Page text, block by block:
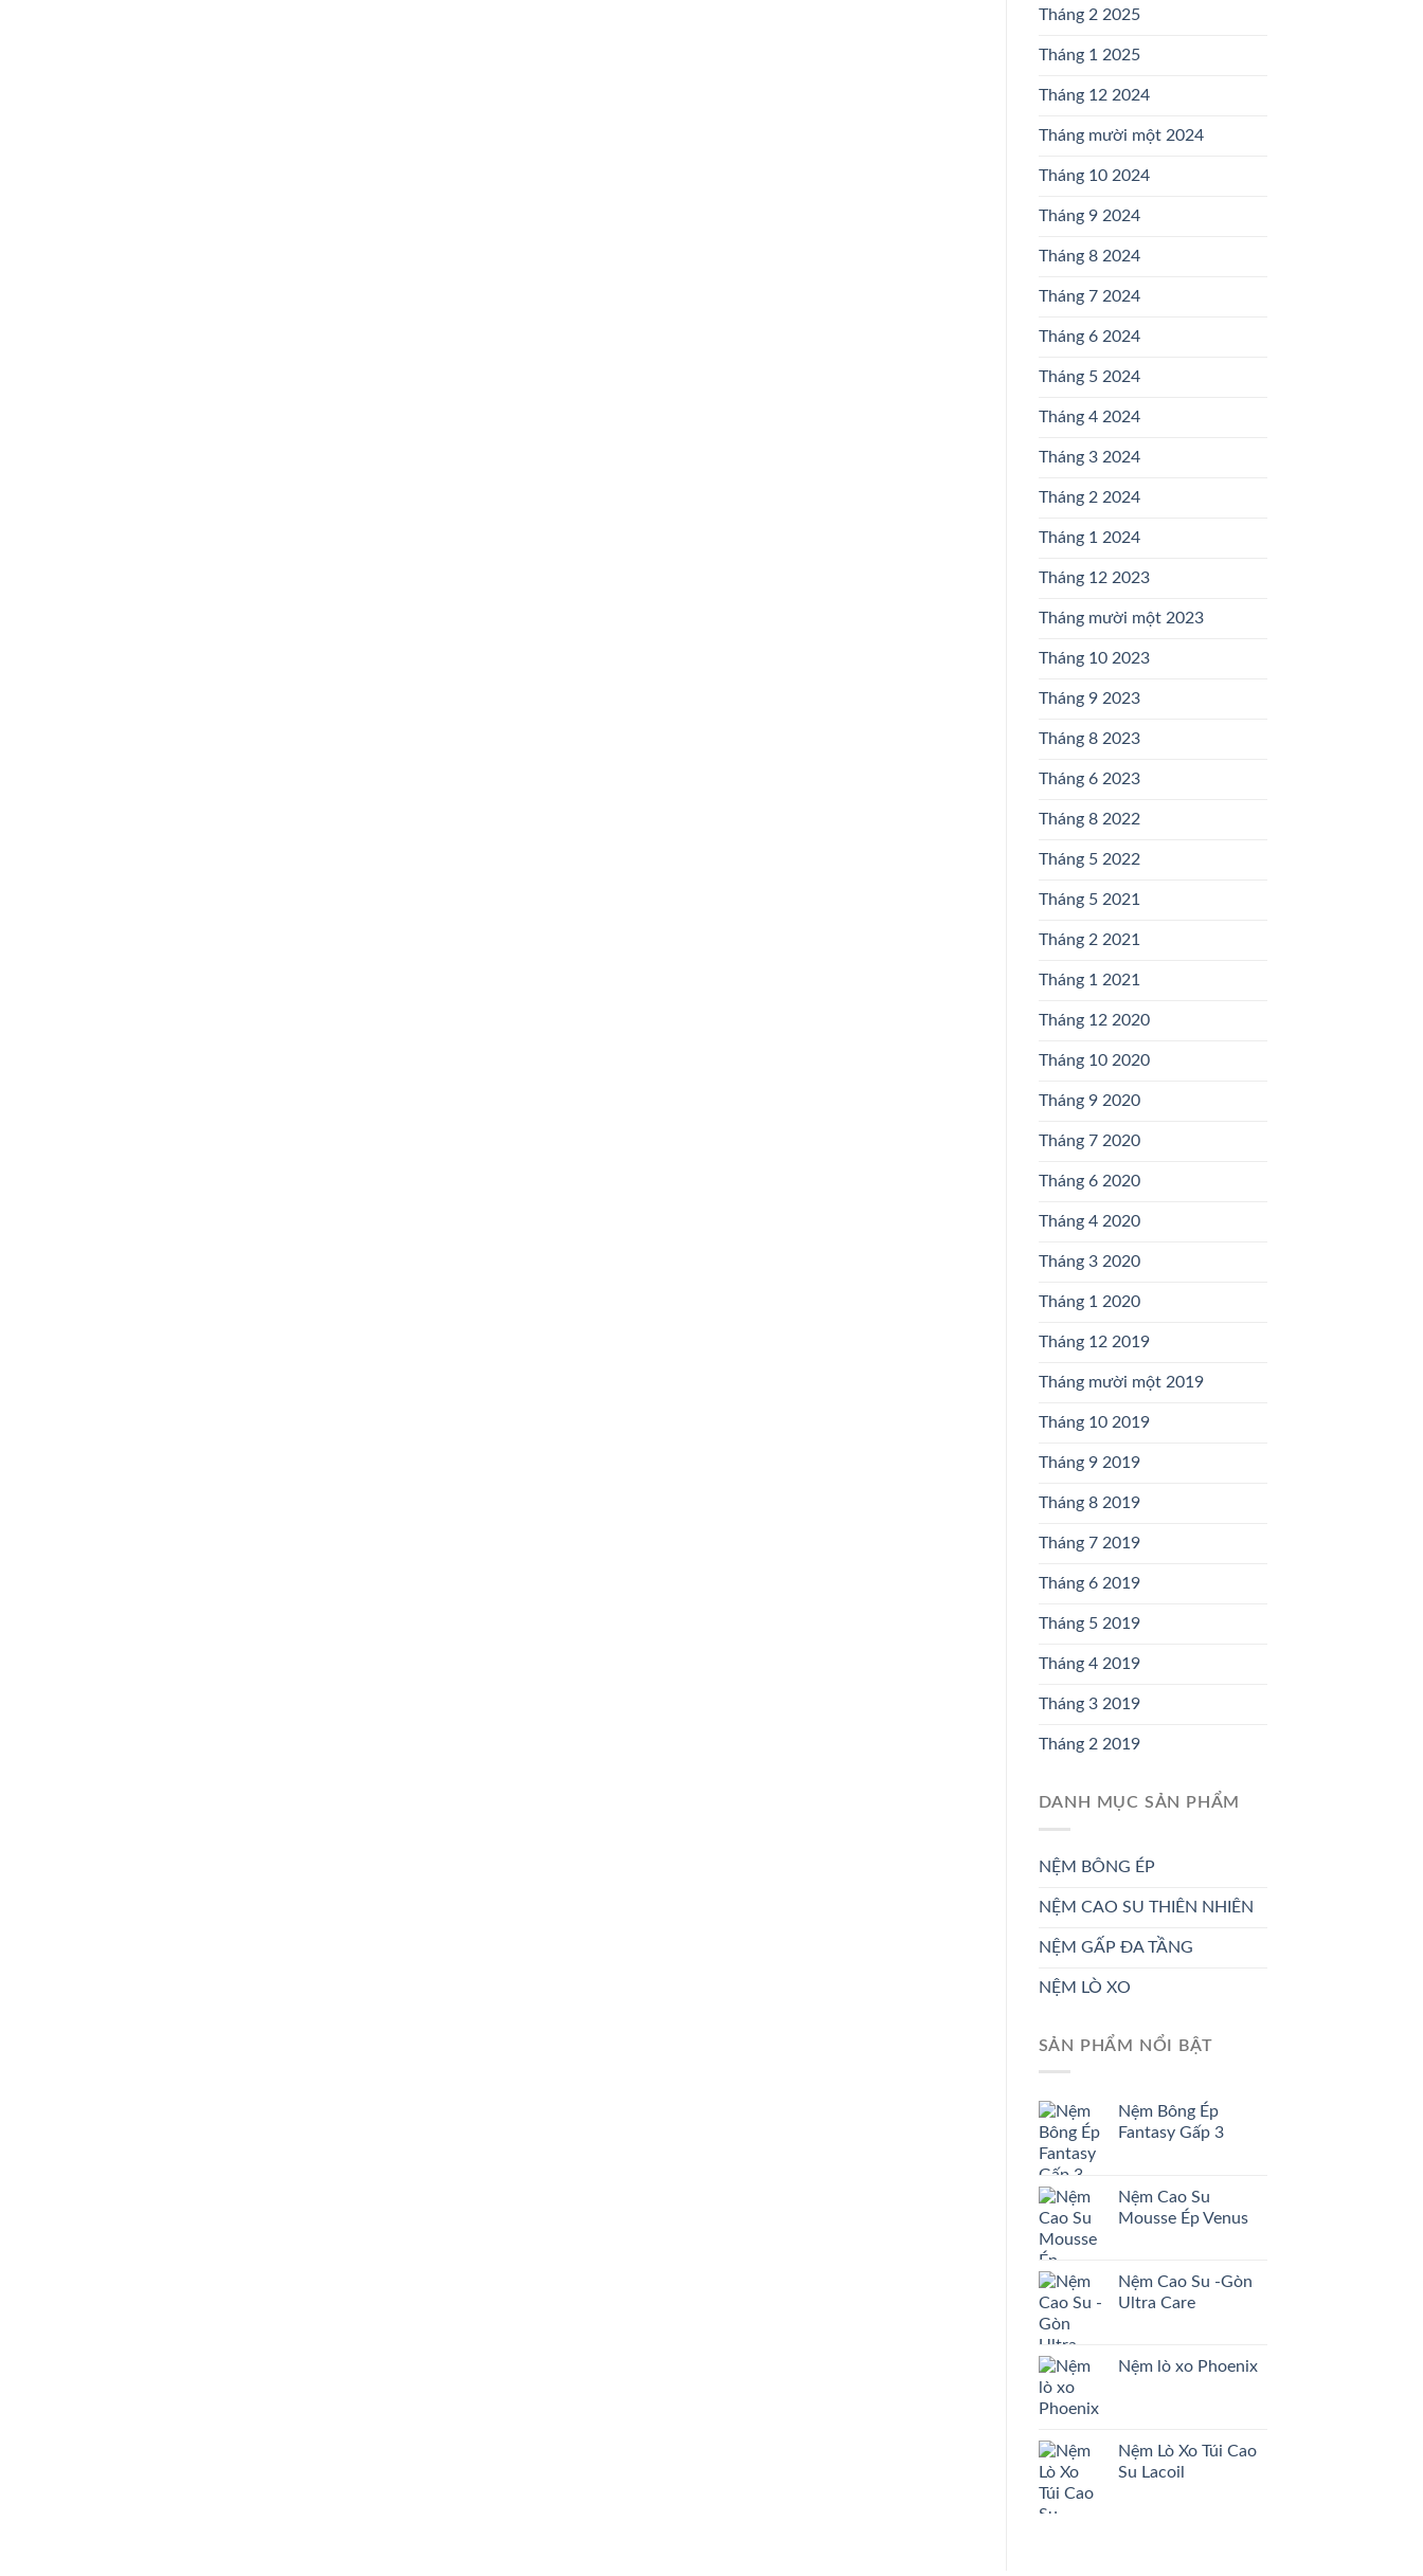
Tháng 2 2025
Tháng 1 2025
Tháng 12 2024
Tháng mười một 2024
Tháng 10 2024
Tháng 9 2024
Tháng 8 2024
Tháng 7 2024
Tháng 6 2024
Tháng 5 2024
Tháng 4 2024
Tháng 3 2024
Tháng 2 2024
Tháng 1 2024
Tháng 12 2023
Tháng mười một 2023
Tháng 10 2023
Tháng 9 2023
Tháng 8 2023
Tháng 6 2023
Tháng 8 2022
Tháng 5 2022
Tháng 5 2021
Tháng 2 2021
Tháng 1 2021
Tháng 12 2020
Tháng 10 2020
Tháng 9 2020
Tháng 7 2020
Tháng 6 2020
Tháng 4 2020
Tháng 3 2020
Tháng 1 2020
Tháng 12 2019
Tháng mười một 2019
Tháng 10 2019
Tháng 9 2019
Tháng 8 2019
Tháng 7 2019
Tháng 6 2019
Tháng 5 2019
Tháng 4 2019
Tháng 3 2019
Tháng 2 2019
DANH MỤC SẢN PHẨM
NỆM BÔNG ÉP
NỆM CAO SU THIÊN NHIÊN
NỆM GẤP ĐA TẦNG
NỆM LÒ XO
SẢN PHẨM NỔI BẬT
Nệm Bông Ép
Fantasy Gấp 3
Nệm Cao Su
Mousse Ép Venus
Nệm Cao Su -Gòn
Ultra Care
Nệm lò xo Phoenix
Nệm Lò Xo Túi Cao
Su Lacoil